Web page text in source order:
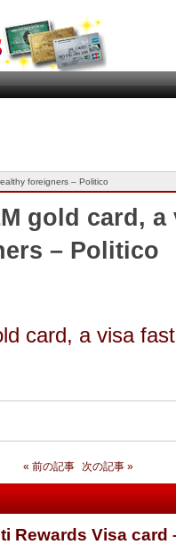
foreigners – Politico
gold card, a
– Politico
card, a visa
« 前の記事 次の記事 »
Rewards Visa card